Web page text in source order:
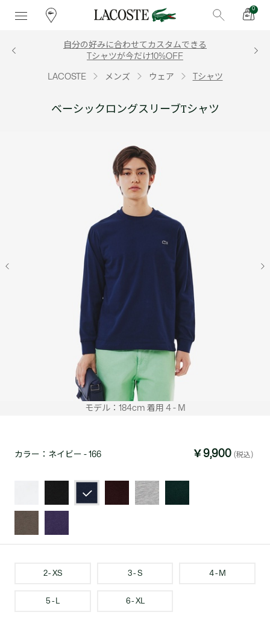
0
自分の好みに合わせてカスタムできる
Tシャツが今だけ10%OFF
LACOSTE メンズ ウェア Tシャツ
ベーシックロングスリーブTシャツ
モデル：184cm 着用 4 - M
カラー： ネイビー - 166 ￥9,900 (税込)
2 - XS 3 - S 4 - M
5 - L 6 - XL